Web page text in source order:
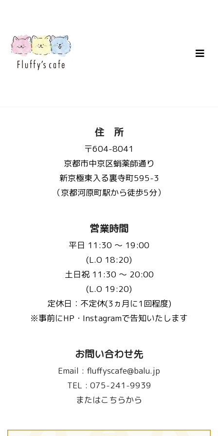
住 所
〒604-8041
京都市中京区蛸薬師通り
新京極東入る裏寺町595-3
（京都河原町駅から徒歩5分）
営業時間
平日 11:30 〜 19:00
(L.O 18:20)
土日祝 11:30 〜 20:00
(L.O 19:20)
定休日：不定休(3ヵ月に1回程度)
※事前にHP・Instagramで告知いたします
お問い合わせ先
Email : fluffyscafe@balu.jp
TEL : 075-241-9939
またはこちらから